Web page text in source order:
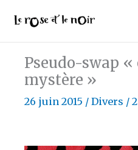
contenu
Pseudo-swap
mystère »
26 juin 2015 /Divers /